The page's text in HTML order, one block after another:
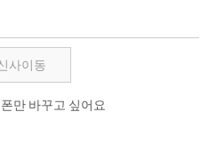
사이동
만 바꾸고 싶어요